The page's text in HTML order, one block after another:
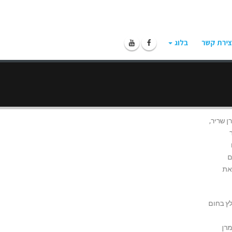
קשר בלוג
שריר,
את
בחום